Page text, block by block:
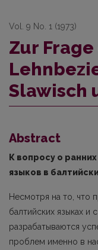
Vol. 9 No. 1 (1973)
Zur
Slawisch
Abstract
К вопросу о
языков в
Несмотря на то, что
балтийских языках и
разрабатываются
проблем именно в